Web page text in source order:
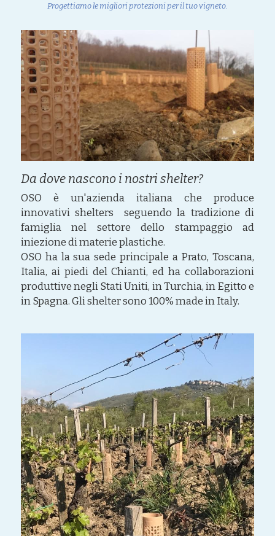
Progettiamo le migliori protezioni per il tuo vigneto.
Da dove nascono i nostri shelter?
OSO è un'azienda italiana che produce
innovativi shelters  seguendo la tradizione di
famiglia nel settore dello stampaggio ad
iniezione di materie plastiche.
OSO ha la sua sede principale a Prato, Toscana,
Italia, ai piedi del Chianti, ed ha collaborazioni
produttive negli Stati Uniti, in Turchia, in Egitto e
in Spagna. Gli shelter sono 100% made in Italy.